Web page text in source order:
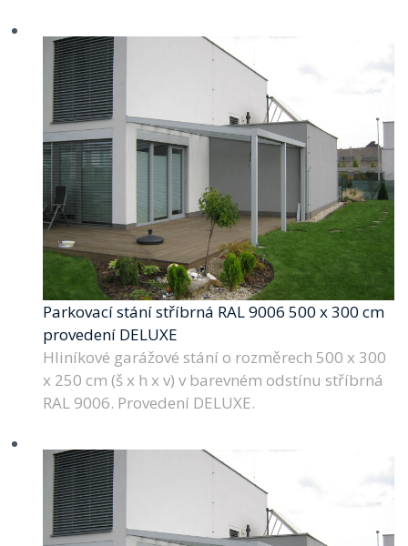
Parkovací stání stříbrná RAL 9006 500 x 300 cm
provedení DELUXE
Hliníkové garážové stání o rozměrech 500 x 300
x 250 cm (š x h x v) v barevném odstínu stříbrná
RAL 9006. Provedení DELUXE.